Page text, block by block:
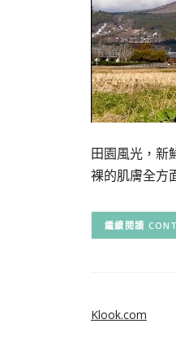
田園風光，新
裸的肌膚全方
Klook.com